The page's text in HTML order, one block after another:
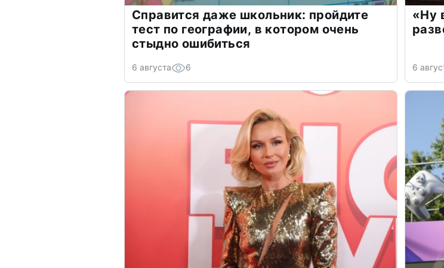
Справится даже школьник: пройдите
тест по географии, в котором очень
стыдно ошибиться
6 августа 6
«Ну
6